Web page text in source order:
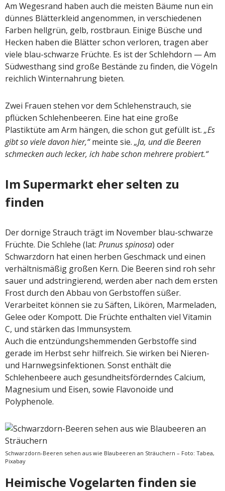
Am Wegesrand haben auch die meisten Bäume nun ein
dünnes Blätterkleid angenommen, in verschiedenen
Farben hellgrün, gelb, rostbraun. Einige Büsche und
Hecken haben die Blätter schon verloren, tragen aber
viele blau-schwarze Früchte. Es ist der Schlehdorn — Am
Südwesthang sind große Bestände zu finden, die Vögeln
reichlich Winternahrung bieten.
Zwei Frauen stehen vor dem Schlehenstrauch, sie
pflücken Schlehenbeeren. Eine hat eine große
Plastiktüte am Arm hängen, die schon gut gefüllt ist. „Es
gibt so viele davon hier,“meinte sie. „Ja, und die Beeren
schmecken auch lecker, ich habe schon mehrere probiert.“
Im Supermarkt eher selten zu
finden
Der dornige Strauch trägt im November blau-schwarze
Früchte. Die Schlehe (lat: Prunus spinosa) oder
Schwarzdorn hat einen herben Geschmack und einen
verhältnismäßig großen Kern. Die Beeren sind roh sehr
sauer und adstringierend, werden aber nach dem ersten
Frost durch den Abbau von Gerbstoffen süßer.
Verarbeitet können sie zu Säften, Likören, Marmeladen,
Gelee oder Kompott. Die Früchte enthalten viel Vitamin
C, und stärken das Immunsystem.
Auch die entzündungshemmenden Gerbstoffe sind
gerade im Herbst sehr hilfreich. Sie wirken bei Nieren-
und Harnwegsinfektionen. Sonst enthält die
Schlehenbeere auch gesundheitsförderndes Calcium,
Magnesium und Eisen, sowie Flavonoide und
Polyphenole.
Schwarzdorn-Beeren sehen aus wie Blaubeeren an Sträuchern – Foto: Tabea,
Pixabay
Heimische Vogelarten finden sie